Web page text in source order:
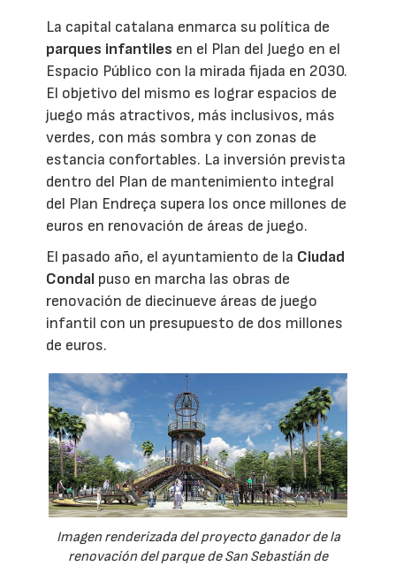
La capital catalana enmarca su política de
parques infantiles en el Plan del Juego en el
Espacio Público con la mirada fijada en 2030.
El objetivo del mismo es lograr espacios de
juego más atractivos, más inclusivos, más
verdes, con más sombra y con zonas de
estancia confortables. La inversión prevista
dentro del Plan de mantenimiento integral
del Plan Endreça supera los once millones de
euros en renovación de áreas de juego.
El pasado año, el ayuntamiento de la Ciudad
Condal puso en marcha las obras de
renovación de diecinueve áreas de juego
infantil con un presupuesto de dos millones
de euros.
Imagen renderizada del proyecto ganador de la
renovación del parque de San Sebastián de